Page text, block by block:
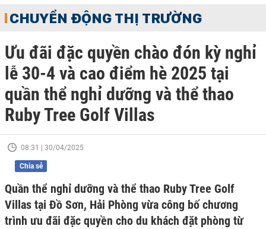
CHUYỂN ĐỘNG THỊ TRƯỜNG
Ưu đãi đặc quyền chào đón kỳ nghỉ
lễ 30-4 và cao điểm hè 2025 tại
quần thể nghỉ dưỡng và thể thao
Ruby Tree Golf Villas
08:31 | 30/04/2025
Chia sẻ
Quần thể nghỉ dưỡng và thể thao Ruby Tree Golf
Villas tại Đồ Sơn, Hải Phòng vừa công bố chương
trình ưu đãi đặc quyền cho du khách đặt phòng từ